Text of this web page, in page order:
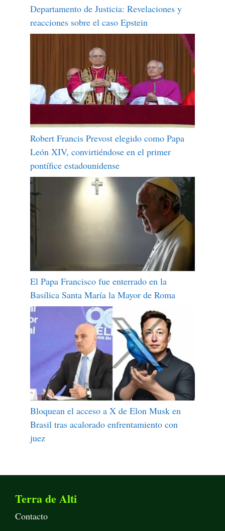
Departamento de Justicia: Revelaciones y
reacciones sobre el caso Epstein
Robert Francis Prevost elegido como Papa
León XIV, convirtiéndose en el primer
pontífice estadounidense
El Papa Francisco fue enterrado en la
Basílica Santa María la Mayor de Roma
Bloquean el acceso a X de Elon Musk en
Brasil tras acalorado enfrentamiento con
juez
Terra de Alti
Contacto